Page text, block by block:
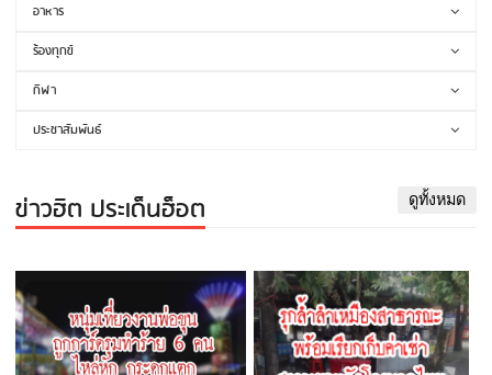
อาหาร
ร้องทุกข์
กีฬา
ประชาสัมพันธ์
ข่าวฮิต ประเด็นฮ็อต ดูทั้งหมด